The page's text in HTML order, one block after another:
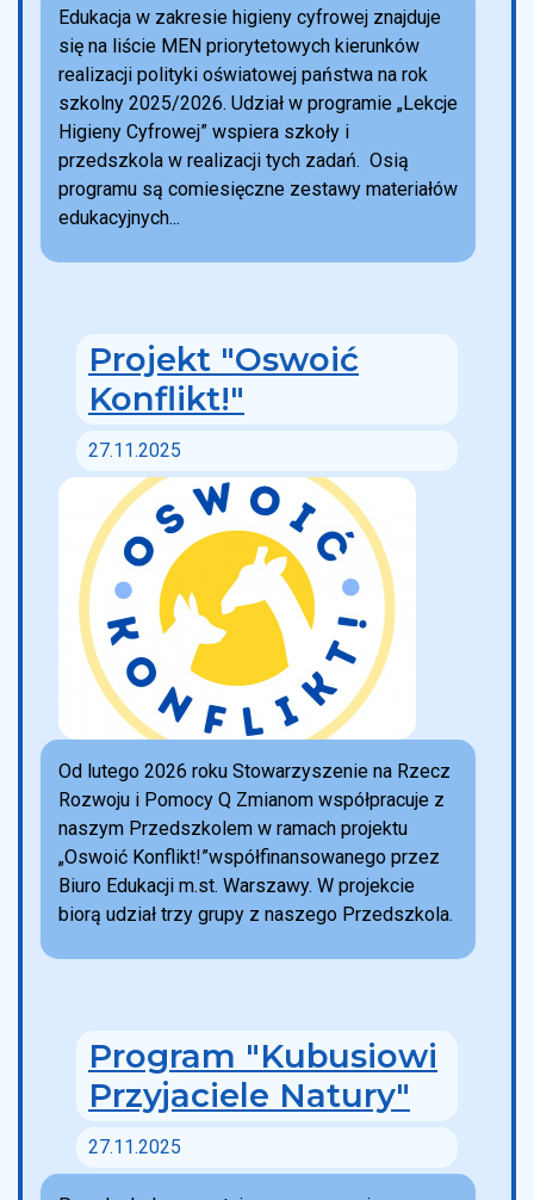
Edukacja w zakresie higieny cyfrowej znajduje
się na liście MEN priorytetowych kierunków
realizacji polityki oświatowej państwa na rok
szkolny 2025/2026. Udział w programie „Lekcje
Higieny Cyfrowej” wspiera szkoły i
przedszkola w realizacji tych zadań. Osią
programu są comiesięczne zestawy materiałów
edukacyjnych...
Projekt "Oswoić
Konflikt!"
27.11.2025
Od lutego 2026 roku Stowarzyszenie na Rzecz
Rozwoju i Pomocy Q Zmianom współpracuje z
naszym Przedszkolem w ramach projektu
„Oswoić Konflikt!”współfinansowanego przez
Biuro Edukacji m.st. Warszawy. W projekcie
biorą udział trzy grupy z naszego Przedszkola.
Program "Kubusiowi
Przyjaciele Natury"
27.11.2025